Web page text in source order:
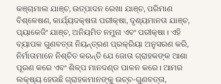
କଞ୍ଚାମାଲ ଯାଞ୍ଚ, ଉତ୍ପାଦନ ରେଖା ଯାଞ୍ଚ, ପରିମାଣ
ବିଶ୍ଳେଷଣ, କାର୍ଯ୍ୟଦକ୍ଷତା ପରୀକ୍ଷା, ଦୃଶ୍ୟମାନତା ଯାଞ୍ଚ,
ପ୍ୟାକେଜିଂ ଯାଞ୍ଚ, ଅନିୟମିତ ନମୁନା ଏବଂ ପରୀକ୍ଷା। ଏହି
ବ୍ୟାପକ ଗୁଣବତ୍ତା ନିୟନ୍ତ୍ରଣ ପ୍ରକ୍ରିୟା ଅନୁସରଣ କରି,
ନିର୍ମାତାମାନେ ନିଶ୍ଚିତ କରନ୍ତି ଯେ ଜୋତା ଗ୍ରାହକଙ୍କ ଆଶା
ପୂରଣ କରେ ଏବଂ ଶିଳ୍ପ ମାନଦଣ୍ଡ ପାଳନ କରେ। ଆମର
ଲକ୍ଷ୍ୟ ହେଉଛି ଗ୍ରାହକମାନଙ୍କୁ ଉଚ୍ଚ-ଗୁଣବତ୍ତା,